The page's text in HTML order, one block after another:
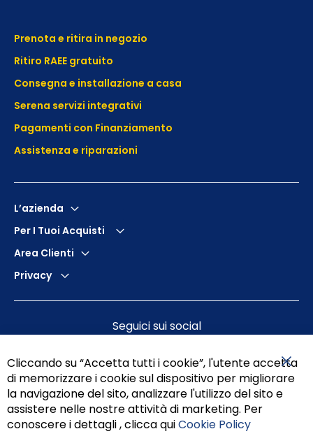
Prenota e ritira in negozio
Ritiro RAEE gratuito
Consegna e installazione a casa
Serena servizi integrativi
Pagamenti con Finanziamento
Assistenza e riparazioni
L’azienda
Per I Tuoi Acquisti
Area Clienti
Privacy
Seguici sui social
Cliccando su “Accetta tutti i cookie”, l'utente accetta
di memorizzare i cookie sul dispositivo per migliorare
la navigazione del sito, analizzare l'utilizzo del sito e
assistere nelle nostre attività di marketing. Per
conoscere i dettagli , clicca quiCookie Policy